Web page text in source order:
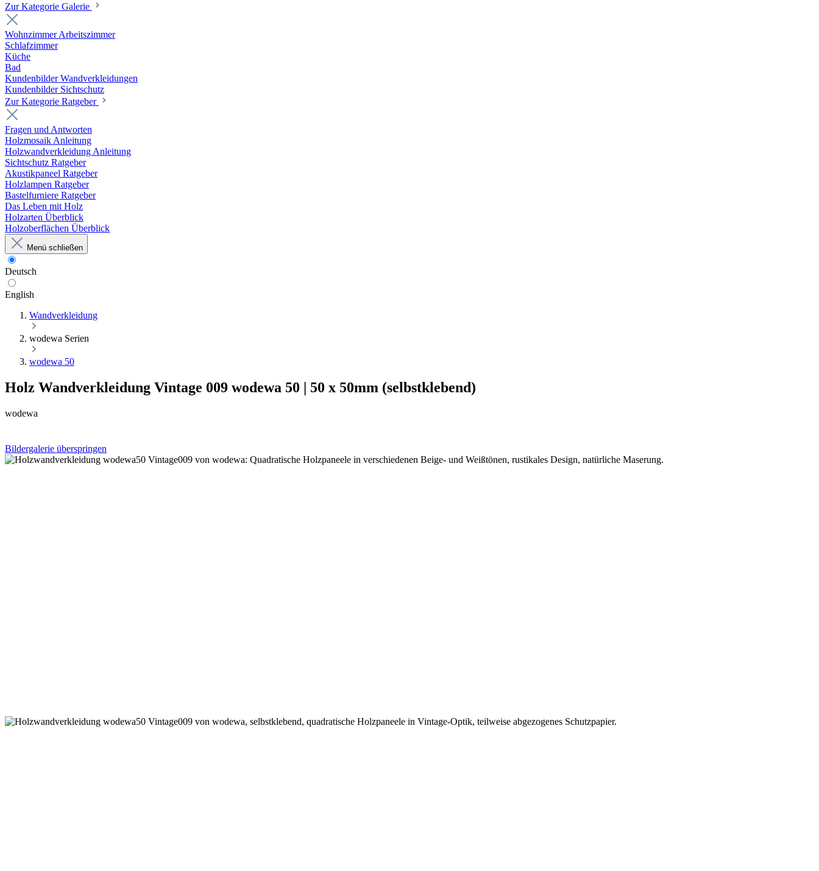
Zur Kategorie Galerie
Wohnzimmer Arbeitszimmer
Schlafzimmer
Küche
Bad
Kundenbilder Wandverkleidungen
Kundenbilder Sichtschutz
Zur Kategorie Ratgeber
Fragen und Antworten
Holzmosaik Anleitung
Holzwandverkleidung Anleitung
Sichtschutz Ratgeber
Akustikpaneel Ratgeber
Holzlampen Ratgeber
Bastelfurniere Ratgeber
Das Leben mit Holz
Holzarten Überblick
Holzoberflächen Überblick
Menü schließen
Deutsch
English
Wandverkleidung
wodewa Serien
wodewa 50
Holz Wandverkleidung Vintage 009 wodewa 50 | 50 x 50mm (selbstklebend)
wodewa
Bildergalerie überspringen